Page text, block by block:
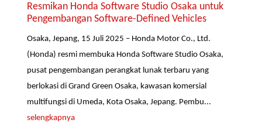
Resmikan Honda Software Studio Osaka untuk
Pengembangan Software-Defined Vehicles
Osaka, Jepang, 15 Juli 2025 – Honda Motor Co., Ltd.
(Honda) resmi membuka Honda Software Studio Osaka,
pusat pengembangan perangkat lunak terbaru yang
berlokasi di Grand Green Osaka, kawasan komersial
multifungsi di Umeda, Kota Osaka, Jepang. Pembu...
selengkapnya